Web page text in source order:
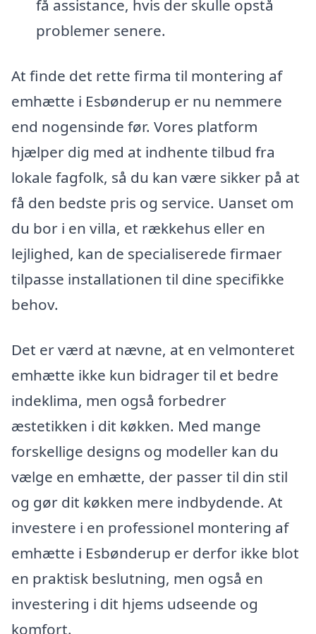
få assistance, hvis der skulle opstå
problemer senere.
At finde det rette firma til montering af
emhætte i Esbønderup er nu nemmere
end nogensinde før. Vores platform
hjælper dig med at indhente tilbud fra
lokale fagfolk, så du kan være sikker på at
få den bedste pris og service. Uanset om
du bor i en villa, et rækkehus eller en
lejlighed, kan de specialiserede firmaer
tilpasse installationen til dine specifikke
behov.
Det er værd at nævne, at en velmonteret
emhætte ikke kun bidrager til et bedre
indeklima, men også forbedrer
æstetikken i dit køkken. Med mange
forskellige designs og modeller kan du
vælge en emhætte, der passer til din stil
og gør dit køkken mere indbydende. At
investere i en professionel montering af
emhætte i Esbønderup er derfor ikke blot
en praktisk beslutning, men også en
investering i dit hjems udseende og
komfort.